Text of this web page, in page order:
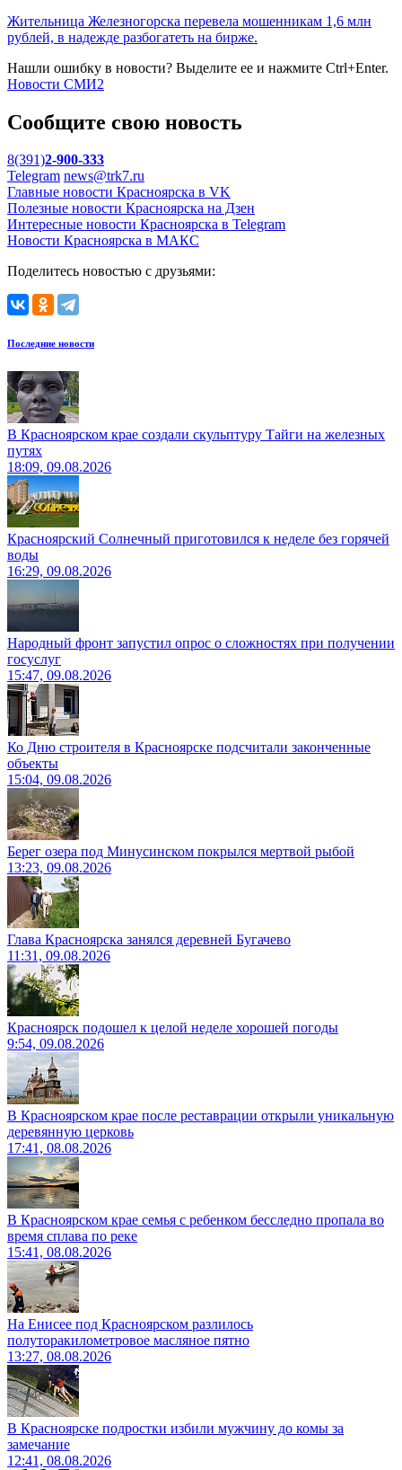
Жительница Железногорска перевела мошенникам 1,6 млн
рублей, в надежде разбогатеть на бирже.
Нашли ошибку в новости? Выделите ее и нажмите Ctrl+Enter.
Новости СМИ2
Сообщите свою новость
8(391)2-900-333
Telegram news@trk7.ru
Главные новости Красноярска в VK
Полезные новости Красноярска на Дзен
Интересные новости Красноярска в Telegram
Новости Красноярска в МАКС
Поделитесь новостью с друзьями:
Последние новости
В Красноярском крае создали скульптуру Тайги на железных
путях
18:09, 09.08.2026
Красноярский Солнечный приготовился к неделе без горячей
воды
16:29, 09.08.2026
Народный фронт запустил опрос о сложностях при получении
госуслуг
15:47, 09.08.2026
Ко Дню строителя в Красноярске подсчитали законченные
объекты
15:04, 09.08.2026
Берег озера под Минусинском покрылся мертвой рыбой
13:23, 09.08.2026
Глава Красноярска занялся деревней Бугачево
11:31, 09.08.2026
Красноярск подошел к целой неделе хорошей погоды
9:54, 09.08.2026
В Красноярском крае после реставрации открыли уникальную
деревянную церковь
17:41, 08.08.2026
В Красноярском крае семья с ребенком бесследно пропала во
время сплава по реке
15:41, 08.08.2026
На Енисее под Красноярском разлилось
полуторакилометровое масляное пятно
13:27, 08.08.2026
В Красноярске подростки избили мужчину до комы за
замечание
12:41, 08.08.2026